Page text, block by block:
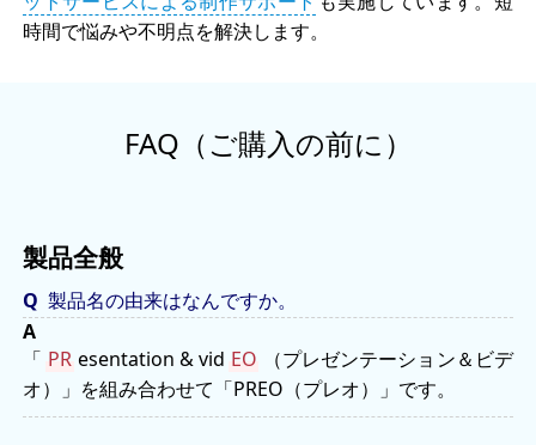
時間で悩みや不明点を解決します。
FAQ（ご購入の前に）
製品全般
製品名の由来はなんですか。
「 PR esentation & vid EO
（プレゼンテーション＆ビデ
オ）」を組み合わせて「PREO（プレオ）」です。